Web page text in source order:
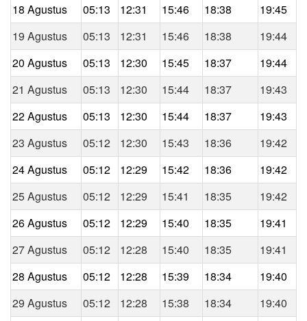
18 Agustus 05:13 12:31 15:46 18:38
19:45
19 Agustus
05:13 12:31 15:46 18:38
19:44
20 Agustus
05:13 12:30 15:45 18:37
19:44
21 Agustus
05:13 12:30 15:44 18:37
19:43
22 Agustus
05:13 12:30 15:44 18:37
19:43
23 Agustus
05:12 12:30 15:43 18:36
19:42
24 Agustus
05:12 12:29 15:42 18:36
19:42
25 Agustus
05:12 12:29 15:41 18:35
19:42
26 Agustus
05:12 12:29 15:40 18:35
19:41
27 Agustus
05:12 12:28 15:40 18:35
19:41
28 Agustus
05:12 12:28 15:39 18:34
19:40
29 Agustus
05:12 12:28 15:38 18:34
19:40